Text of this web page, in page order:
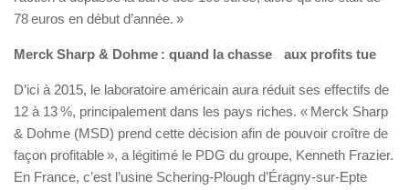
78 euros en début d’année. »
Merck Sharp & Dohme : quand la chasse aux profits tue
D’ici à 2015, le laboratoire américain aura réduit ses effectifs de
12 à 13 %, principalement dans les pays riches. « Merck Sharp
& Dohme (MSD) prend cette décision afin de pouvoir croître de
façon profitable », a légitimé le PDG du groupe, Kenneth Frazier.
En France, c’est l’usine Schering-Plough d’Éragny-sur-Epte